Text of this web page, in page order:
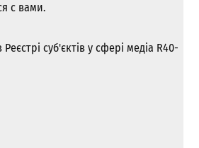
с вами.
суб'єктів у сфері медіа R40-